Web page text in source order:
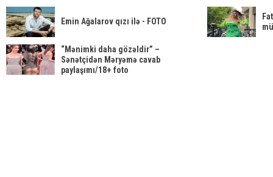
Emin Ağalarov qızı ilə - FOTO
“Mənimki daha gözəldir” –
Sənətçidən Məryəmə cavab
paylaşımı/18+ foto